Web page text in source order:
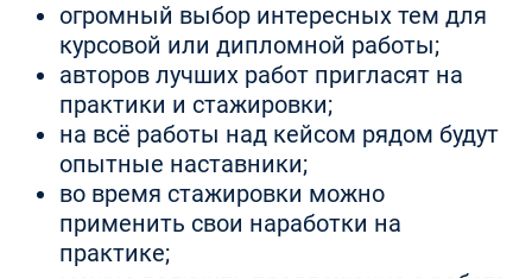
огромный выбор интересных тем для
курсовой или дипломной работы;
авторов лучших работ пригласят на
практики и стажировки;
на всё работы над кейсом рядом будут
опытные наставники;
во время стажировки можно
применить свои наработки на
практике;